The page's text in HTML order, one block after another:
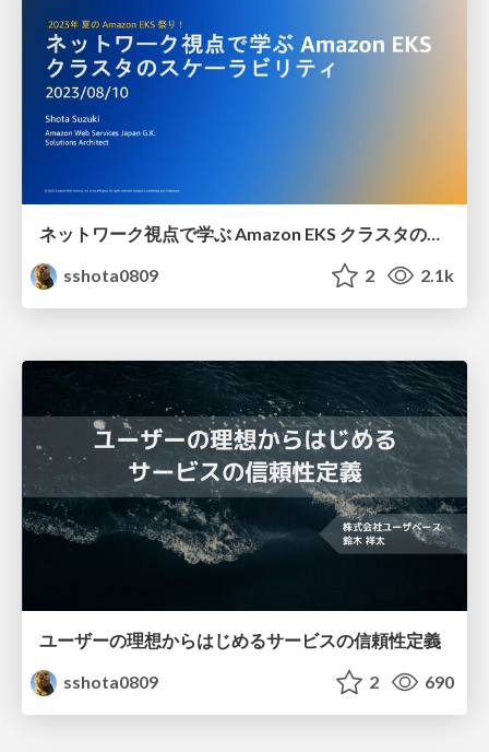
ネットワーク視点で学ぶ Amazon EKS クラスタのスケーラビリティ
sshota0809
2 2.1k
ユーザーの理想からはじめるサービスの信頼性定義
sshota0809
2 690